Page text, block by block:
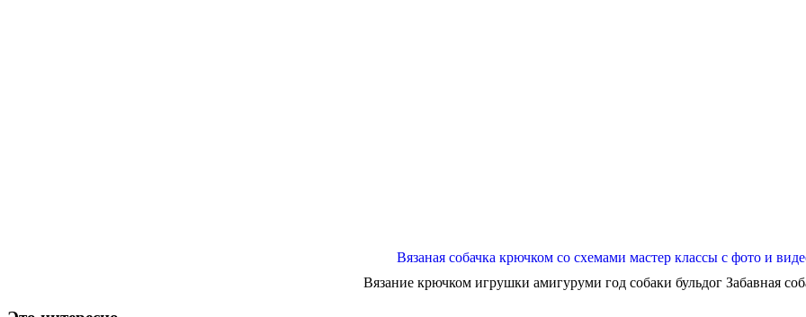
Вязаная собачка крючком со схемами мастер классы с фото и
Вязание крючком игрушки амигуруми год собаки бульдог Забавная